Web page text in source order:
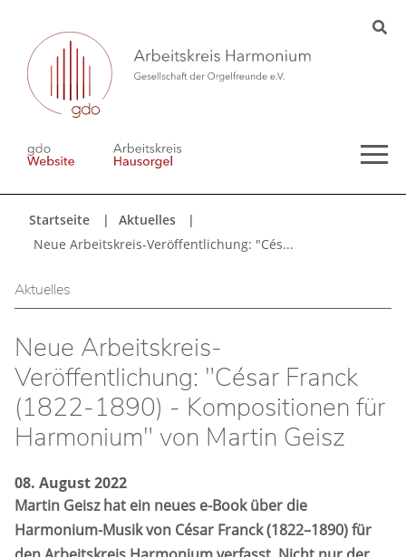
Startseite
Aktuelles
Neue Arbeitskreis-Veröffentlichung: "Cés...
Aktuelles
Neue Arbeitskreis-
Veröffentlichung: "César Franck
(1822-1890) - Kompositionen für
Harmonium" von Martin Geisz
08. August 2022
Martin Geisz hat ein neues e-Book über die
Harmonium-Musik von César Franck (1822–1890) für